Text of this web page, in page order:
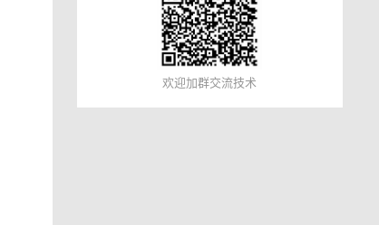
欢迎加群交流技术